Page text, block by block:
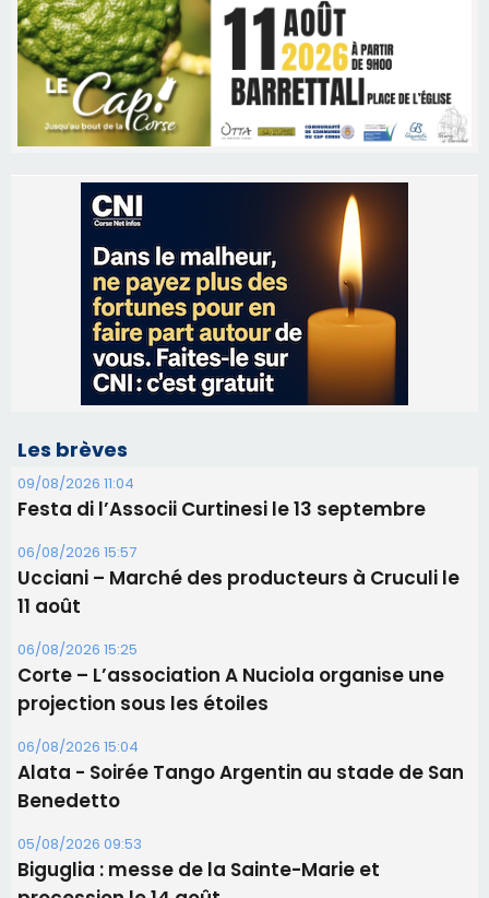
Les brèves
09/08/2026 11:04
Festa di l’Associi Curtinesi le 13 septembre
06/08/2026 15:57
Ucciani – Marché des producteurs à Cruculi le
06/08/2026 15:25
Corte – L’association A Nuciola organise une
projection sous les étoiles
06/08/2026 15:04
Alata - Soirée Tango Argentin au stade de San
Benedetto
05/08/2026 09:53
Biguglia : messe de la Sainte-Marie et
procession le 14 août
31/07/2026 08:24
Tennis - Début ce week-end du tournoi du
RCPV